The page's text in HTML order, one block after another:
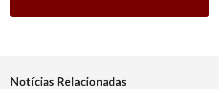
Notícias Relacionadas